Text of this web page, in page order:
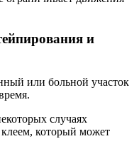
и
или больной участок
случаях
который может